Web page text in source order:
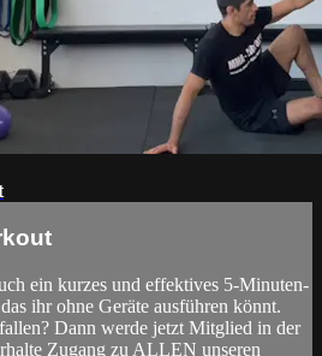
ein kurzes und effektives 5-Minuten-
ihr ohne Geräte ausführen könnt.
Dann werde jetzt Mitglied in der
Zugang zu ALLEN unseren